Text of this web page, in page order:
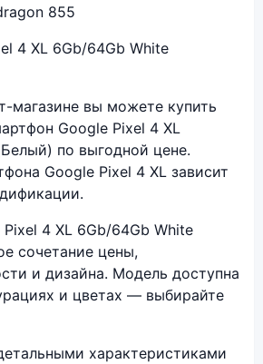
855
магазине вы можете купить
Google Pixel 4 XL
по выгодной цене.
Google Pixel 4 XL зависит
4 XL 6Gb/64Gb White
сочетание цены,
и дизайна. Модель доступна
и цветах — выбирайте
характеристиками